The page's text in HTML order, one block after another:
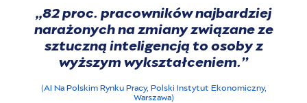
,,82 proc. pracowników najbardziej
narażonych na zmiany związane ze
sztuczną inteligencją to osoby z
wyższym wykształceniem.’’
(AI Na Polskim Rynku Pracy, Polski Instytut Ekonomiczny,
Warszawa)